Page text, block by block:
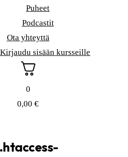
Puheet
Podcastit
Ota yhteyttä
sisään kursseille
0
0,00 €